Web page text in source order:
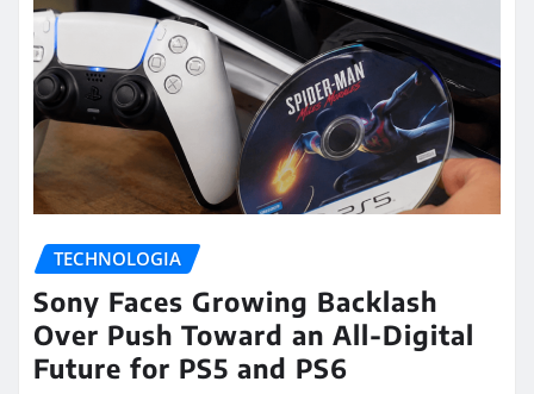
TECHNOLOGIA
Sony Faces Growing Backlash
Over Push Toward an All-Digital
Future for PS5 and PS6